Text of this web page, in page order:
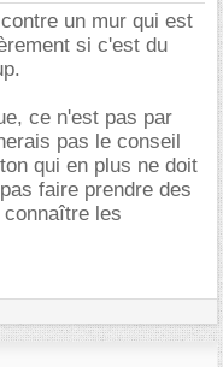
un mur qui est
si c'est du
ce n'est pas par
pas le conseil
qui en plus ne doit
faire prendre des
les